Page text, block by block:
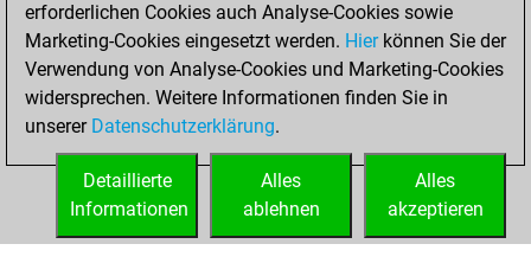
Tactics
You
solved 546 tactics
positions
You achieved
tactics positions
erforderlichen Cookies auch Analyse-Cookies sowie
Marketing-Cookies eingesetzt werden. Hierkönnen Sie der
Verwendung von Analyse-Cookies und Marketing-Cookies
widersprechen. Weitere Informationen finden Sie in
unserer Datenschutzerklärung.
Alles
akzeptieren
Alles
ablehnen
Detaillierte
Informationen